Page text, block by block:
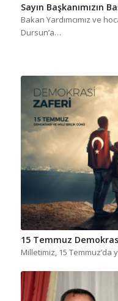
Sayın Başkanımızın
Bakan Yardımcımız ve
Dursun’a…
15 Temmuz
Milletimiz, 15